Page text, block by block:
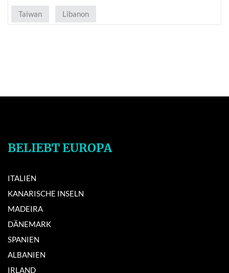
Taiwan Libanon
BELIEBT EUROPA
ITALIEN
KANARISCHE INSELN
MADEIRA
DÄNEMARK
SPANIEN
ALBANIEN
IRLAND